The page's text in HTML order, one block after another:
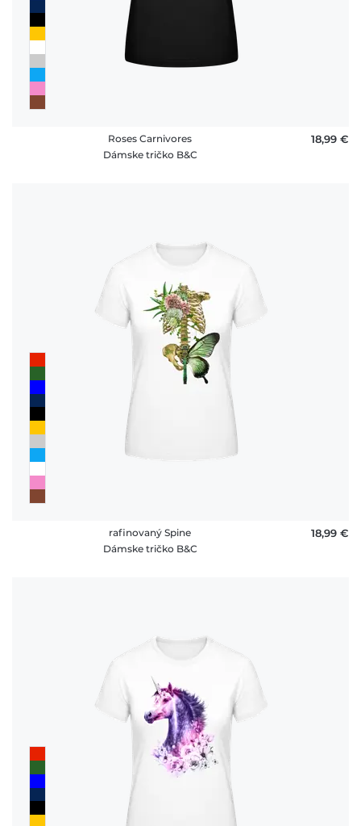
Roses Carnivores
Dámske tričko B&C
18,99 €
rafinovaný Spine
Dámske tričko B&C
18,99 €